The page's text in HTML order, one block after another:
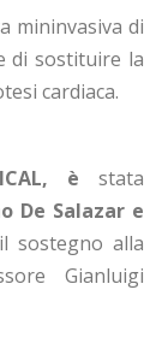
mininvasiva di
di sostituire la
cardiaca.
è stata
De Salazar e
sostegno alla
Gianluigi